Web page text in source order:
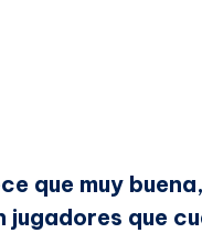
que muy
jugadores que